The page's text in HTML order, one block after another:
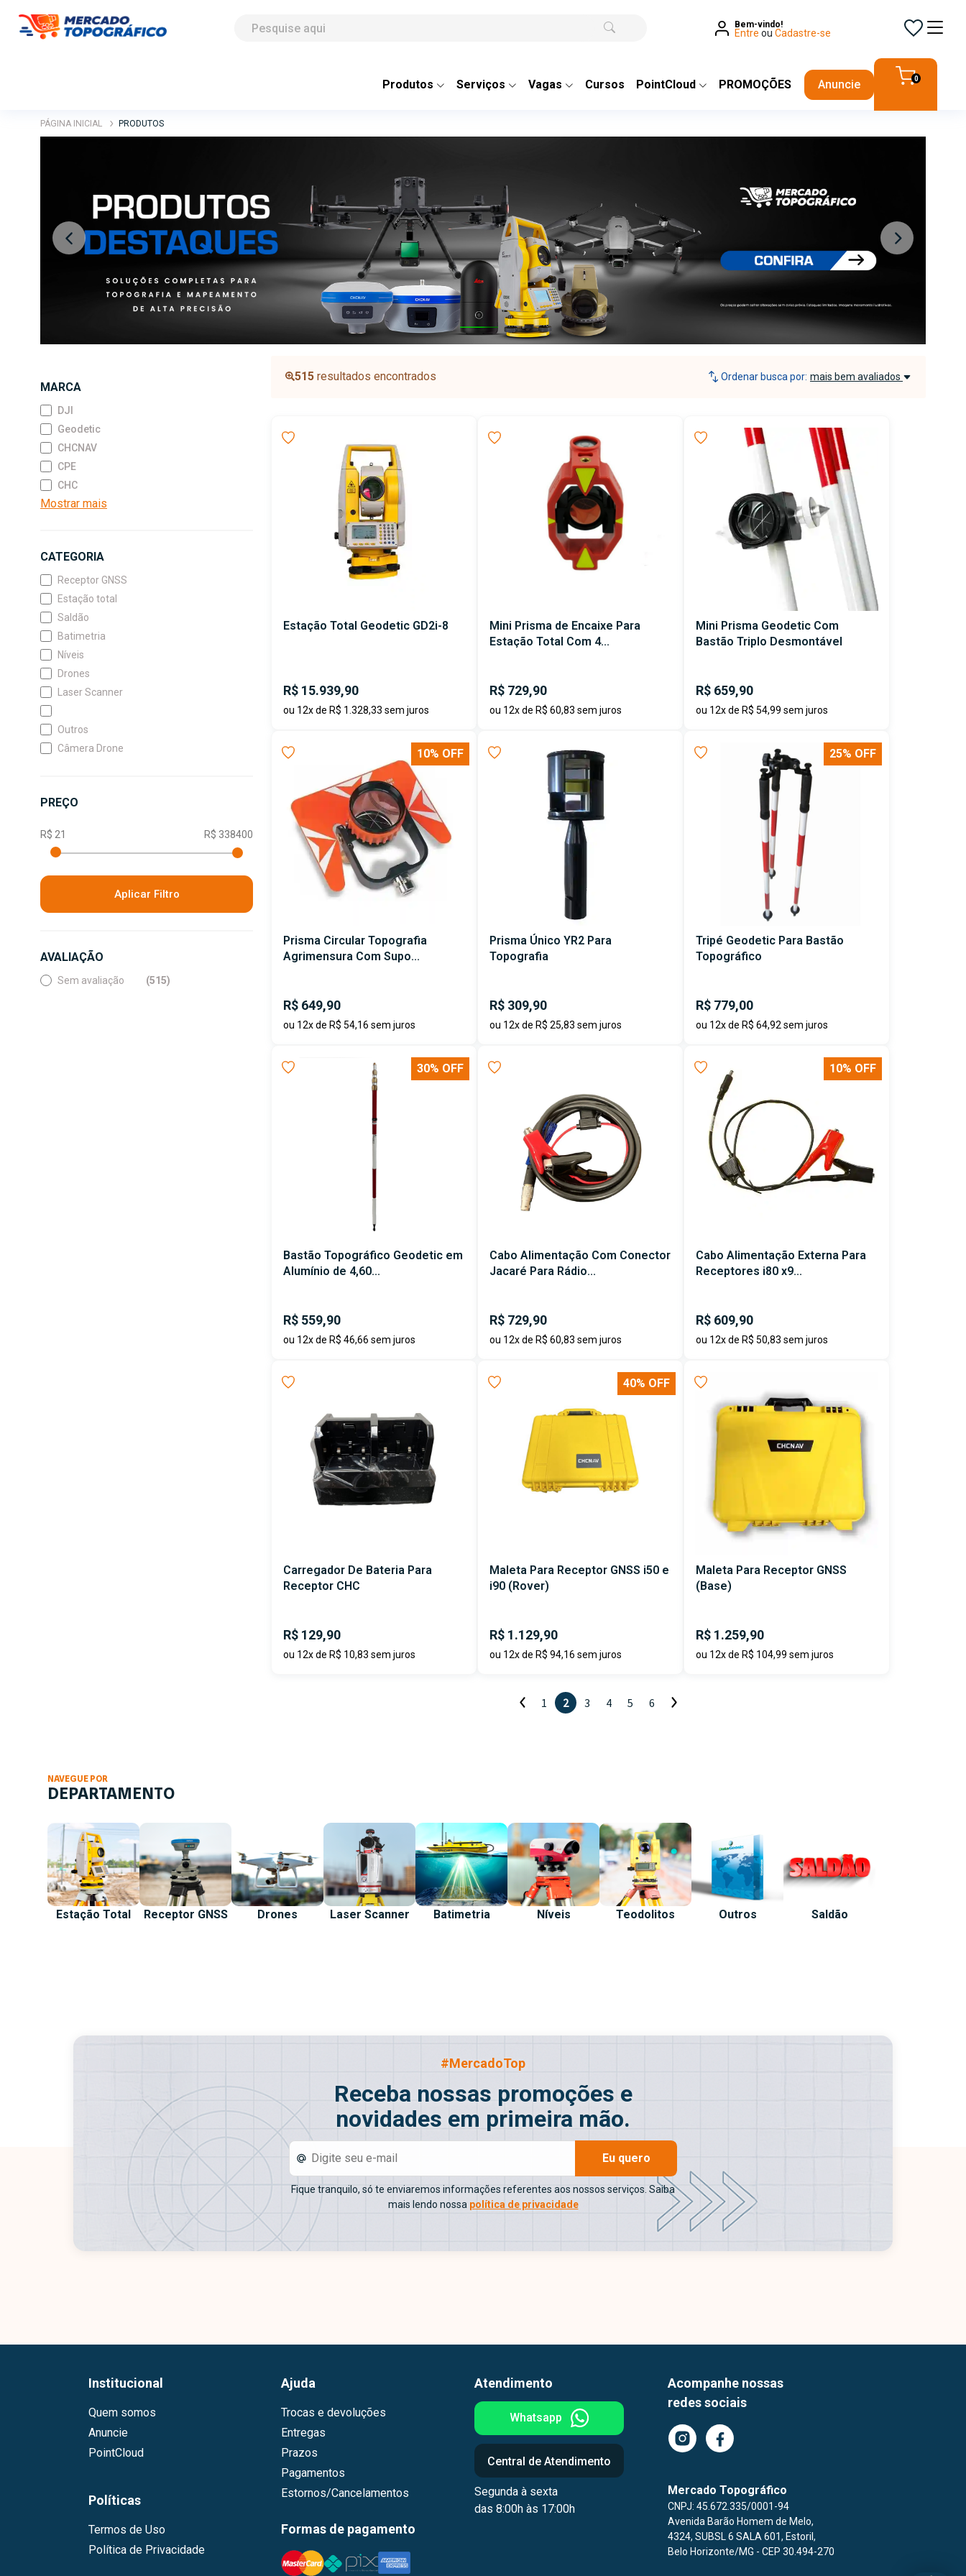
Bem-vindo!
Entre ou Cadastre-se
Produtos Serviços Vagas Cursos PointCloud PROMOÇÕES Anuncie 0
PÁGINA INICIAL PRODUTOS
Previous Next
MARCA
DJI
Geodetic
CHCNAV
CPE
CHC
Mostrar mais
CATEGORIA
Receptor GNSS
Estação total
Saldão
Batimetria
Níveis
Drones
Laser Scanner
Outros
Câmera Drone
PREÇO
Aplicar Filtro
AVALIAÇÃO
Sem avaliação (515)
515 resultados encontrados Ordenar busca por: mais bem avaliados
Estação Total Geodetic GD2i-8
R$ 15.939,90
ou 12x de R$ 1.328,33 sem juros
Mini Prisma de Encaixe Para
Estação Total Com 4...
R$ 729,90
ou 12x de R$ 60,83 sem juros
Mini Prisma Geodetic Com
Bastão Triplo Desmontável
R$ 659,90
ou 12x de R$ 54,99 sem juros
10% OFF
Prisma Circular Topografia
Agrimensura Com Supo...
R$ 649,90
ou 12x de R$ 54,16 sem juros
Prisma Único YR2 Para
Topografia
R$ 309,90
ou 12x de R$ 25,83 sem juros
25% OFF
Tripé Geodetic Para Bastão
Topográfico
R$ 779,00
ou 12x de R$ 64,92 sem juros
30% OFF
Bastão Topográfico Geodetic em
Alumínio de 4,60...
R$ 559,90
ou 12x de R$ 46,66 sem juros
Cabo Alimentação Com Conector
Jacaré Para Rádio...
R$ 729,90
ou 12x de R$ 60,83 sem juros
10% OFF
Cabo Alimentação Externa Para
Receptores i80 x9...
R$ 609,90
ou 12x de R$ 50,83 sem juros
Carregador De Bateria Para
Receptor CHC
R$ 129,90
ou 12x de R$ 10,83 sem juros
40% OFF
Maleta Para Receptor GNSS i50 e
i90 (Rover)
R$ 1.129,90
ou 12x de R$ 94,16 sem juros
Maleta Para Receptor GNSS
(Base)
R$ 1.259,90
ou 12x de R$ 104,99 sem juros
1 2 3 4 5 6
NAVEGUE POR
DEPARTAMENTO
Estação Total Receptor GNSS Drones Laser Scanner Batimetria Níveis Teodolitos Outros Saldão
#MercadoTop
Receba nossas promoções e
novidades em primeira mão.
Eu quero
Fique tranquilo, só te enviaremos informações referentes aos nossos serviços. Saiba
mais lendo nossa política de privacidade
Institucional
Quem somos
Anuncie
PointCloud
Políticas
Termos de Uso
Política de Privacidade
Ajuda
Trocas e devoluções
Entregas
Prazos
Pagamentos
Estornos/Cancelamentos
Formas de pagamento
Atendimento
Whatsapp
Central de Atendimento
Segunda à sexta
das 8:00h às 17:00h
Acompanhe nossas
redes sociais
Mercado Topográfico
CNPJ: 45.672.335/0001-94
Avenida Barão Homem de Melo,
4324, SUBSL 6 SALA 601, Estoril,
Belo Horizonte/MG - CEP 30.494-270